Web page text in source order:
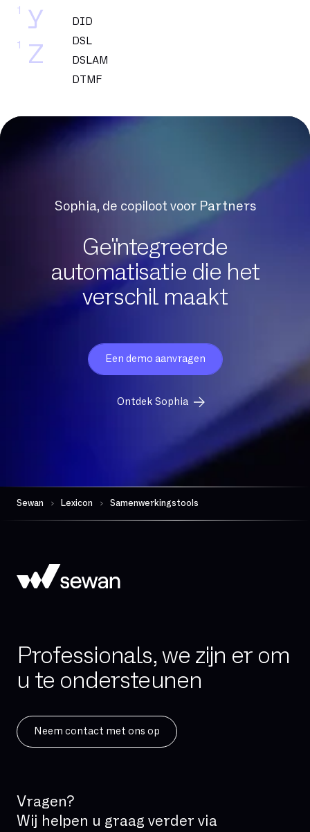
Y
1
Z
1
DID
DSL
DSLAM
DTMF
Dedicated glasvezel
Downloadsnelheid
Exchange Online
FTP
Firewall per sessie
Gedeelde glasvezel
Geïntegreerde comm
Geïntegreerde firewall
Governance
Hosted telefonie
IPBX
IPv4
ISDN
IVR
Sophia, de copiloot voor Partners
Geïntegreerde
automatisatie die het
verschil maakt
Een demo aanvragen
Ontdek Sophia
Sewan Lexicon Samenwerkingstools
Professionals, we zijn er om
u te ondersteunen
Neem contact met ons op
Vragen?
Wij helpen u graag verder via